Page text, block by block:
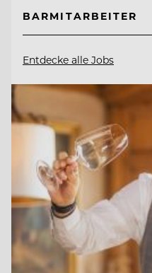
BARMITARBEITER
Entdecke alle Jobs